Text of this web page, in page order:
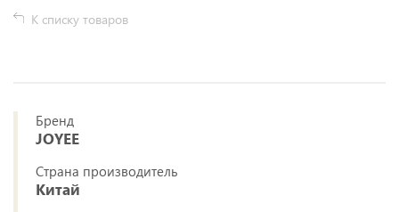
К списку товаров
Бренд
JOYEE
Страна производитель
Китай